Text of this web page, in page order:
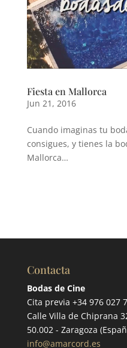
Fiesta en Mallorca
Jun 21, 2016
Cuando imaginas tu
consigues, y tienes la
Mallorca…
Contacta
Bodas de Cine
Cita previa +34 976 027
Calle Villa de Chiprana
50.002 - Zaragoza
info@amarcord.es